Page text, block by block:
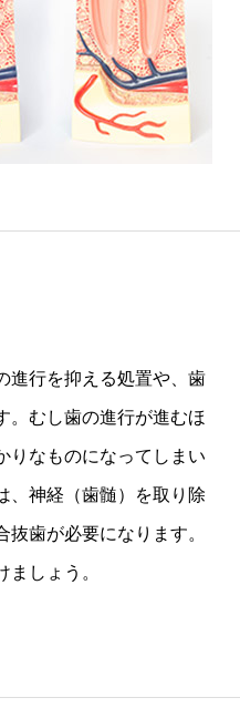
進行を抑える処置や、歯
。むし歯の進行が進むほ
りなものになってしまい
、神経（歯髄）を取り除
歯が必要になります。
しょう。